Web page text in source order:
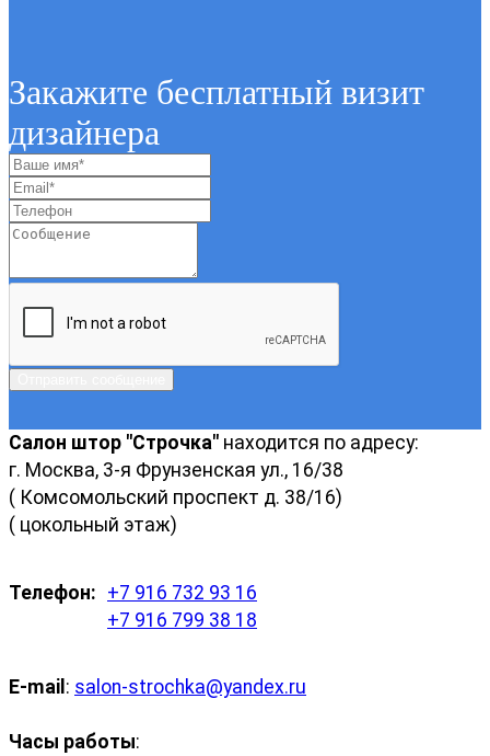
Закажите бесплатный визит
дизайнера
Салон штор "Строчка" находится по адресу:
г. Москва, 3-я Фрунзенская ул., 16/38
( Комсомольский проспект д. 38/16)
( цокольный этаж)
Телефон: +7 916 732 93 16
+7 916 799 38 18
E-mail : salon-strochka@yandex.ru
Часы работы: